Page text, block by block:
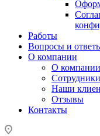
Работы
Вопросы и
О компании
О компании
Сотрудники
Наши
Отзывы
Контакты